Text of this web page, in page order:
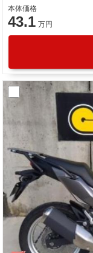
本体価格
43.1 万円